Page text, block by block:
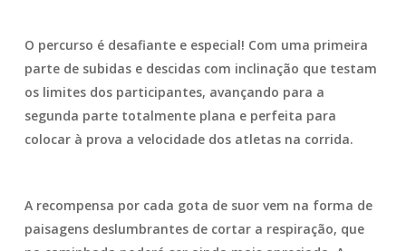
O percurso é desafiante e especial! Com uma primeira
parte de subidas e descidas com inclinação que testam
os limites dos participantes, avançando para a
segunda parte totalmente plana e perfeita para
colocar à prova a velocidade dos atletas na corrida.
A recompensa por cada gota de suor vem na forma de
paisagens deslumbrantes de cortar a respiração, que